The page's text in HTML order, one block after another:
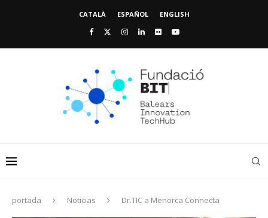
CATALÀ ESPAÑOL ENGLISH
portada Noticias Dr.TIC a Menorca Connecta